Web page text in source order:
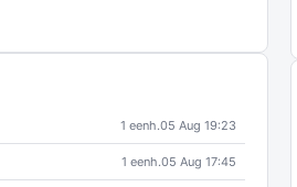
1 eenh.05 Aug 19:23
1 eenh.05 Aug 17:45